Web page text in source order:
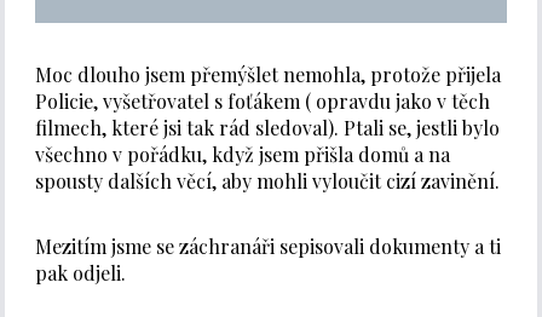
Moc dlouho jsem přemýšlet nemohla, protože přijela
Policie, vyšetřovatel s foťákem ( opravdu jako v těch
filmech, které jsi tak rád sledoval). Ptali se, jestli bylo
všechno v pořádku, když jsem přišla domů a na
spousty dalších věcí, aby mohli vyloučit cizí zavinění.
Mezitím jsme se záchranáři sepisovali dokumenty a ti
pak odjeli.